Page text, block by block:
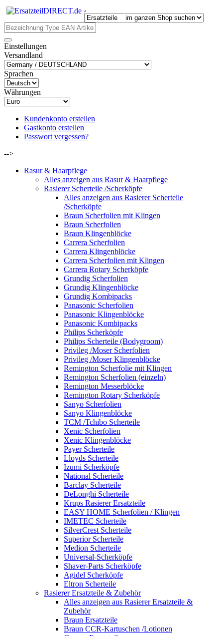
.
Einstellungen
Versandland
Sprachen
Währungen
Kundenkonto erstellen
Gastkonto erstellen
Passwort vergessen?
-->
Rasur & Haarpflege
Alles anzeigen aus Rasur & Haarpflege
Rasierer Scherteile /Scherköpfe
Alles anzeigen aus Rasierer Scherteile
/Scherköpfe
Braun Scherfolien mit Klingen
Braun Scherfolien
Braun Klingenblöcke
Carrera Scherfolien
Carrera Klingenblöcke
Carrera Scherfolien mit Klingen
Carrera Rotary Scherköpfe
Grundig Scherfolien
Grundig Klingenblöcke
Grundig Kombipacks
Panasonic Scherfolien
Panasonic Klingenblöcke
Panasonic Kombipacks
Philips Scherköpfe
Philips Scherteile (Bodygroom)
Privileg /Moser Scherfolien
Privileg /Moser Klingenblöcke
Remington Scherfolie mit Klingen
Remington Scherfolien (einzeln)
Remington Messerblöcke
Remington Rotary Scherköpfe
Sanyo Scherfolien
Sanyo Klingenblöcke
TCM /Tchibo Scherteile
Xenic Scherfolien
Xenic Klingenblöcke
Payer Scherteile
Lloyds Scherteile
Izumi Scherköpfe
National Scherteile
Barclay Scherteile
DeLonghi Scherteile
Krups Rasierer Ersatzteile
EASY HOME Scherfolien / Klingen
IMETEC Scherteile
SilverCrest Scherteile
Superior Scherteile
Medion Scherteile
Universal-Scherköpfe
Shaver-Parts Scherköpfe
Agidel Scherköpfe
Eltron Scherteile
Rasierer Ersatzteile & Zubehör
Alles anzeigen aus Rasierer Ersatzteile &
Zubehör
Braun Ersatzteile
Braun CCR-Kartuschen /Lotionen